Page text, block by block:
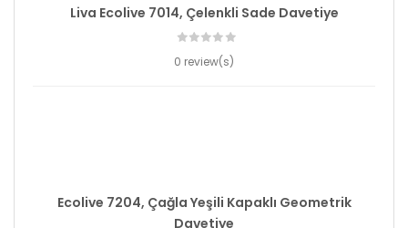
Liva Ecolive 7014, Çelenkli Sade Davetiye
0 review(s)
Ecolive 7204, Çağla Yeşili Kapaklı Geometrik
Davetiye